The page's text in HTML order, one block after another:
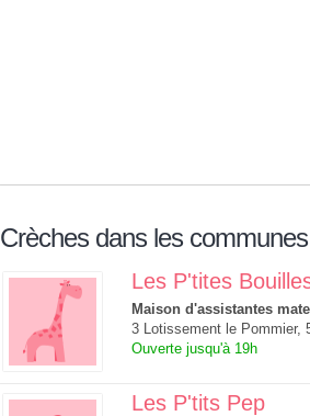
Crèches dans les
Les P'tites
Maison d'assistantes
3 Lotissement le Pommier,
Ouverte jusqu'à 19h
Les P'tits Pep